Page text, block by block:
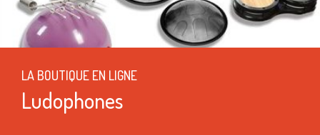
LA BOUTIQUE EN LIGNE
Ludophones